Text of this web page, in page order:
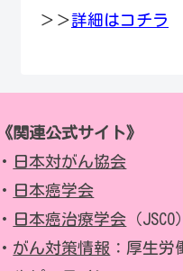
＞＞詳細はコチラ
《関連公式サイト》
・ 日本対がん協会
・ 日本癌学会
・ 日本癌治療学会 （JSCO）
・ がん対策情報 ：厚生労